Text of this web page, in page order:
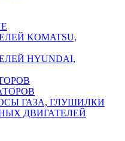
KOMATSU,
HYUNDAI,
ГАЗА, ГЛУШИЛКИ
ДВИГАТЕЛЕЙ